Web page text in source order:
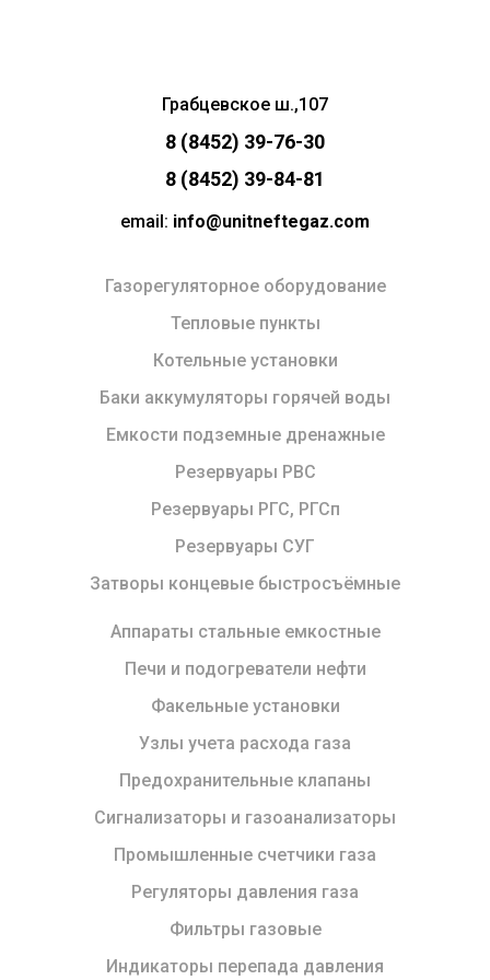
Грабцевское ш.,107
8 (8452) 39-76-30
8 (8452) 39-84-81
email: info@unitneftegaz.com
Газорегуляторное оборудование
Тепловые пункты
Котельные установки
Баки аккумуляторы горячей воды
Емкости подземные дренажные
Резервуары РВС
Резервуары РГС, РГСп
Резервуары СУГ
Затворы концевые быстросъёмные
Аппараты стальные емкостные
Печи и подогреватели нефти
Факельные установки
Узлы учета расхода газа
Предохранительные клапаны
Сигнализаторы и газоанализаторы
Промышленные счетчики газа
Регуляторы давления газа
Фильтры газовые
Индикаторы перепада давления